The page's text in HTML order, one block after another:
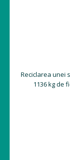
Reciclarea unei
1136 kg de